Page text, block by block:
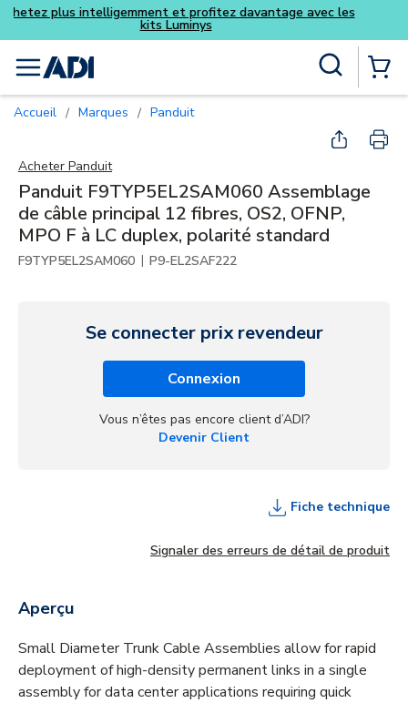
Skip to main content
Achetez plus intelligemment et
menu
Accueil / Marques / Panduit
Acheter Panduit
Panduit F9TYP5EL2SAM060 Assemblage
de câble principal 12 fibres, OS2, OFNP,
MPO F à LC duplex, polarité standard
F9TYP5EL2SAM060 | P9-EL2SAF222
Se connecter prix revendeur
Connexion
Vous n’êtes pas encore client d’ADI?
Devenir Client
Fiche technique
Signaler des erreurs de détail de produit
Aperçu
Small Diameter Trunk Cable Assemblies allow for rapid
deployment of high-density permanent links in a single
assembly for data center applications requiring quick